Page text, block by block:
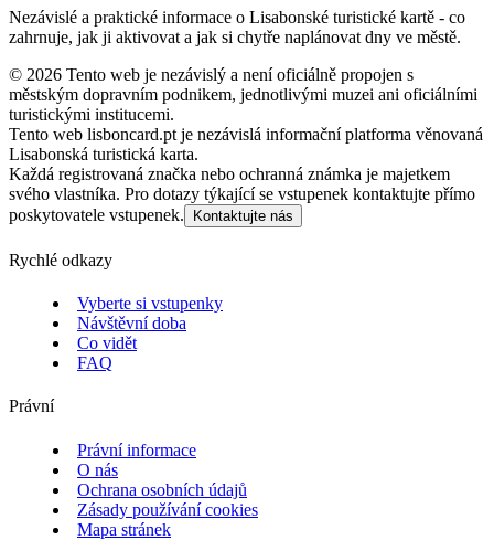
Nezávislé a praktické informace o Lisabonské turistické kartě - co
zahrnuje, jak ji aktivovat a jak si chytře naplánovat dny ve městě.
© 2026 Tento web je nezávislý a není oficiálně propojen s
městským dopravním podnikem, jednotlivými muzei ani oficiálními
turistickými institucemi.
Tento web lisboncard.pt je nezávislá informační platforma věnovaná
Lisabonská turistická karta.
Každá registrovaná značka nebo ochranná známka je majetkem
svého vlastníka. Pro dotazy týkající se vstupenek kontaktujte přímo
poskytovatele vstupenek.
Kontaktujte nás
Rychlé odkazy
Vyberte si vstupenky
Návštěvní doba
Co vidět
FAQ
Právní
Právní informace
O nás
Ochrana osobních údajů
Zásady používání cookies
Mapa stránek